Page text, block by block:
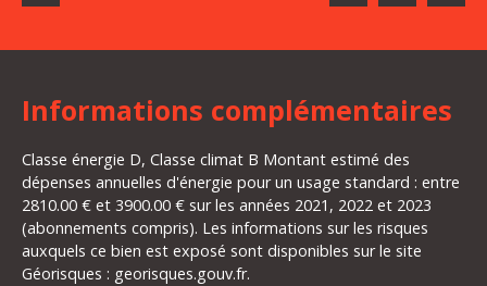
Informations complémentaires
Classe énergie D, Classe climat B Montant estimé des
dépenses annuelles d'énergie pour un usage standard : entre
2810.00 € et 3900.00 € sur les années 2021, 2022 et 2023
(abonnements compris). Les informations sur les risques
auxquels ce bien est exposé sont disponibles sur le site
Géorisques : georisques.gouv.fr.